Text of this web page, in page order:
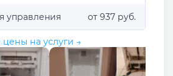
управления от 937 руб.
на услуги →